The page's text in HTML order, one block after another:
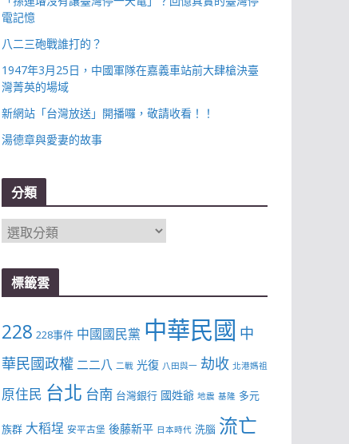
電記憶
八二三砲戰誰打的？
1947年3月25日，中國軍隊在嘉義車站前大肆槍決臺
灣菁英的場域
新網站「台灣放送」開播囉，敬請收看！！
湯德章與愛妻的故事
分類
分
類
標籤雲
228 228事件 中國國民黨 中華民國 中
華民國政權 二二八 二戰 光復 八田與一 劫收 北港媽祖
原住民 台北 台南 台灣銀行 國姓爺 地震 基隆 多元
族群 大稻埕 安平古堡 後藤新平 日本時代 洗腦 流亡